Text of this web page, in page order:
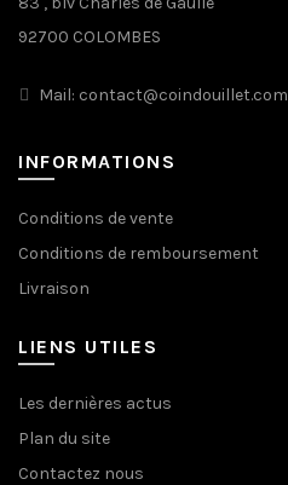
92700 COLOMBES
Mail: contact@coindouillet.com
INFORMATIONS
Conditions de vente
Conditions de remboursement
Livraison
LIENS UTILES
Les dernières actus
Plan du site
Contactez nous